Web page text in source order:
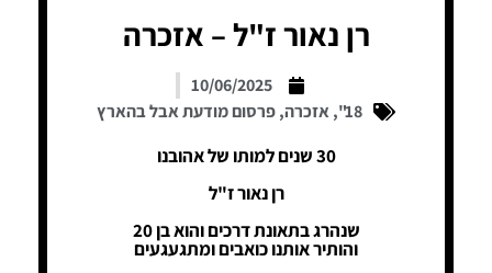
רן נאור ז"ל – אזכרה
10/06/2025
18"
, אזכרה,פרסום מודעת אבל בהארץ
30 שנים למותו של אהובנו
רן נאור ז"ל
שנהרג בתאונת דרכים והוא בן 20
והותיר אותנו כואבים ומתגעגעים